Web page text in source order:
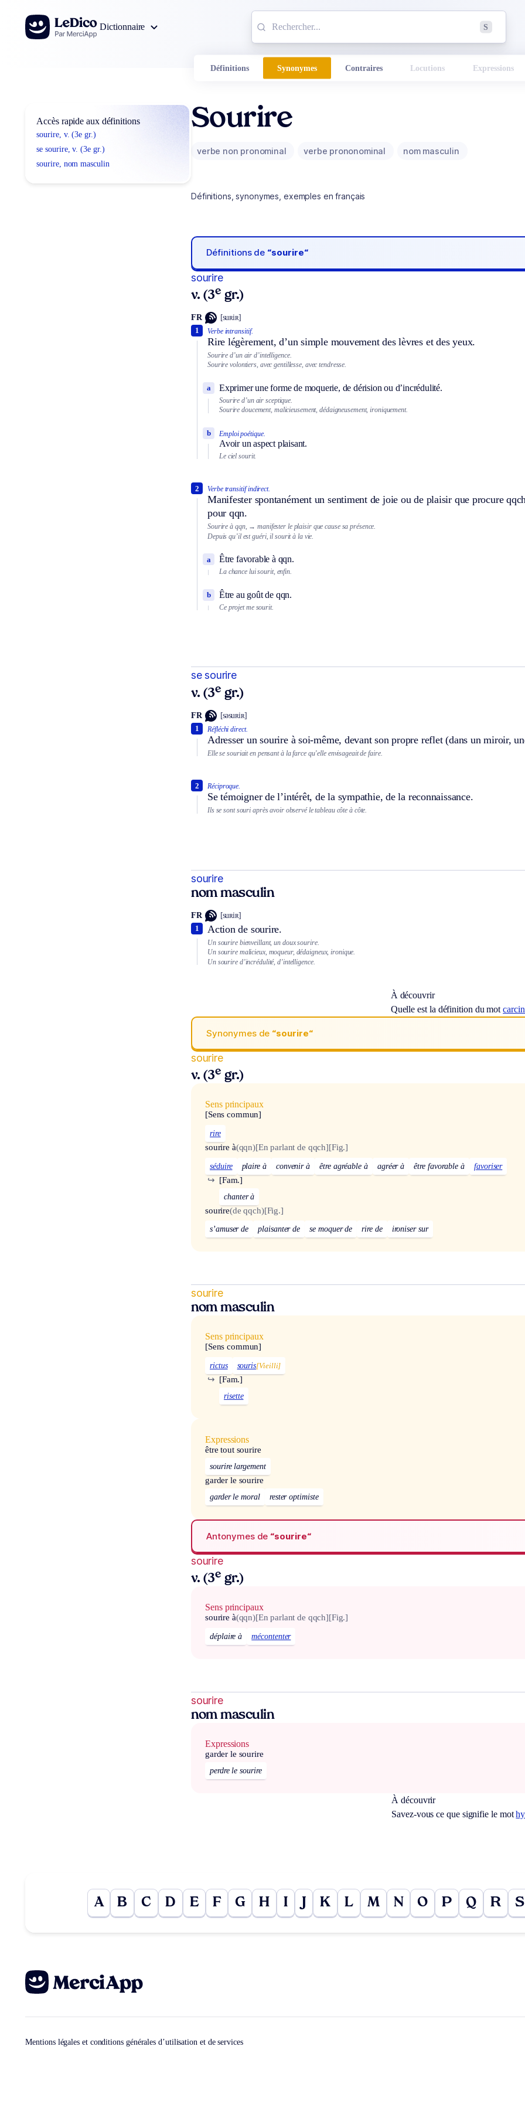
Aller au contenu
Dictionnaire
S
Définitions Synonymes Contraires Locutions Expressions
Accès rapide aux définitions
sourire, v. (3e gr.)
se sourire, v. (3e gr.)
sourire, nom masculin
Sourire
verbe non pronominal verbe prononominal nom masculin
Définitions, synonymes, exemples en français
Définitions de “sourire“
sourire
v. (3e gr.)
FR [suʀiʀ]
Verbe intransitif.
Rire légèrement, d’un simple mouvement des lèvres et des yeux.
1
Sourire d’un air d’intelligence.
Sourire volontiers, avec gentillesse, avec tendresse.
Exprimer une forme de moquerie, de dérision ou d’incrédulité.
a
Sourire d’un air sceptique.
Sourire doucement, malicieusement, dédaigneusement, ironiquement.
Emploi poétique.
Avoir un aspect plaisant.
b
Le ciel sourit.
Verbe transitif indirect.
Manifester spontanément un sentiment de joie ou de plaisir que procure
pour qqn.
2
Sourire à qqn, → manifester le plaisir que cause sa présence.
Depuis qu’il est guéri, il sourit à la vie.
Être favorable à qqn.
a
La chance lui sourit, enfin.
Être au goût de qqn.
b
Ce projet me sourit.
se sourire
v. (3e gr.)
FR [səsuʀiʀ]
Réfléchi direct.
Adresser un sourire à soi-même, devant son propre reflet (dans un miroir,
1
Elle se souriait en pensant à la farce qu’elle envisageait de faire.
Réciproque.
Se témoigner de l’intérêt, de la sympathie, de la reconnaissance.
2
Ils se sont souri après avoir observé le tableau côte à côte.
sourire
nom masculin
FR [suʀiʀ]
Action de sourire.
1
Un sourire bienveillant, un doux sourire.
Un sourire malicieux, moqueur, dédaigneux, ironique.
Un sourire d’incrédulité, d’intelligence.
À découvrir
Quelle est la définition du mot
Synonymes de “sourire“
sourire
v. (3e gr.)
Sens principaux
[Sens commun]
rire
sourire à(qqn)[En parlant de qqch][Fig.]
séduire plaire à convenir à être agréable à agréer à être favorable à favoriser
[Fam.]
↪
chanter à
sourire(de qqch)[Fig.]
s’amuser de plaisanter de se moquer de rire de ironiser sur
sourire
nom masculin
Sens principaux
[Sens commun]
rictus souris[Vieilli]
[Fam.]
↪
risette
Expressions
être tout sourire
sourire largement
garder le sourire
garder le moral rester optimiste
Antonymes de “sourire“
sourire
v. (3e gr.)
Sens principaux
sourire à(qqn)[En parlant de qqch][Fig.]
déplaire à mécontenter
sourire
nom masculin
Expressions
garder le sourire
perdre le sourire
À découvrir
Savez-vous ce que signifie le mot
A B C D E F G H I J K L M N O P Q R S
Mentions légales et conditions générales d’utilisation et de services